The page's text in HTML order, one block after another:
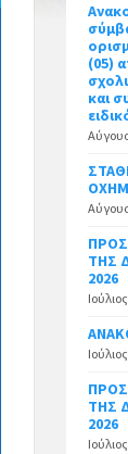
(05)
και
ΤΗΣ
2026
ΤΗΣ
2026